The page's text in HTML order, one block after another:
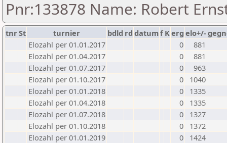
Pnr:133878 Name: Robert
tnrSt turnier bdld rd datumf Kerg elo+/-
Elozahl per 01.01.2017
0
881
Elozahl per 01.04.2017
0
881
Elozahl per 01.07.2017
0
963
Elozahl per 01.10.2017
0
1040
Elozahl per 01.01.2018
0
1335
Elozahl per 01.04.2018
0
1335
Elozahl per 01.07.2018
0
1327
Elozahl per 01.10.2018
0
1372
Elozahl per 01.01.2019
0
1424